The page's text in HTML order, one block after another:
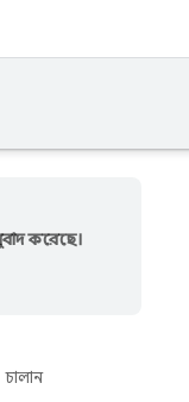
করেছে।
চালান